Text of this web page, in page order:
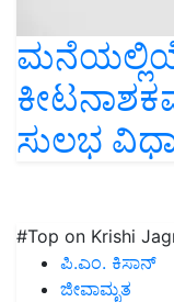
ಸುಲಭ
#Top on Krishi
ಪಿ.ಎಂ. ಕಿಸಾನ್
ಜೀವಾಮೃತ